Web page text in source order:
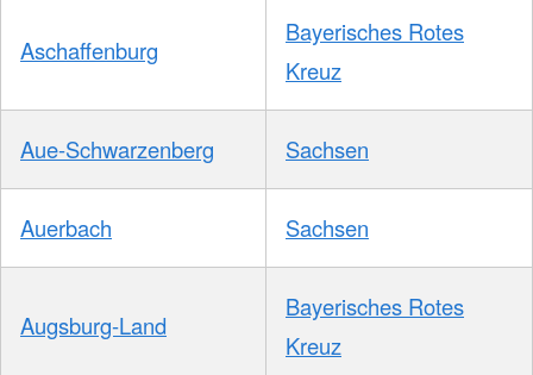
Aschaffenburg
Bayerisches Rotes
Kreuz
Aue-Schwarzenberg Sachsen
Auerbach Sachsen
Augsburg-Land
Bayerisches Rotes
Kreuz